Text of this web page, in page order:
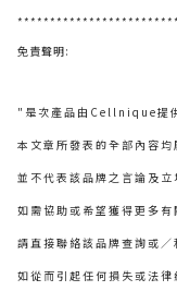
免責聲明:
"是次產品由Cellnique提
本文章所發表的全部內容均
並不代表該品牌之言論及立
如需協助或希望獲得更多有
請直接聯絡該品牌查詢或∕
如從而引起任何損失或法律